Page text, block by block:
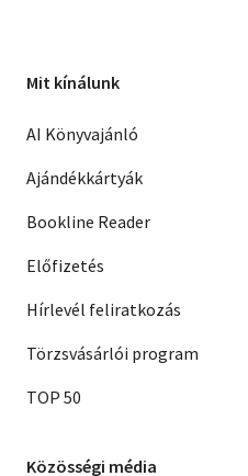
Mit kínálunk
AI Könyvajánló
Ajándékkártyák
Bookline Reader
Előfizetés
Hírlevél feliratkozás
Törzsvásárlói program
TOP 50
Közösségi média